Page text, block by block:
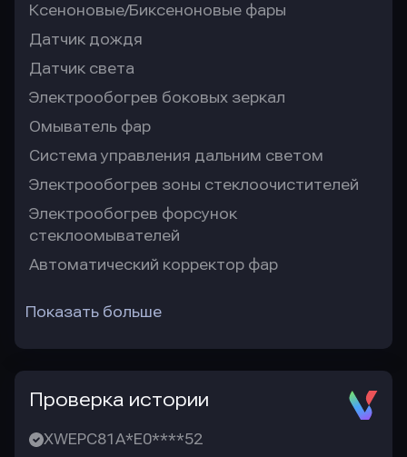
Ксеноновые/Биксеноновые фары
Датчик дождя
Датчик света
Электрообогрев боковых зеркал
Омыватель фар
Система управления дальним светом
Электрообогрев зоны стеклоочистителей
Электрообогрев форсунок
стеклоомывателей
Автоматический корректор фар
Показать больше
Проверка истории
XWEPC81A*E0****52